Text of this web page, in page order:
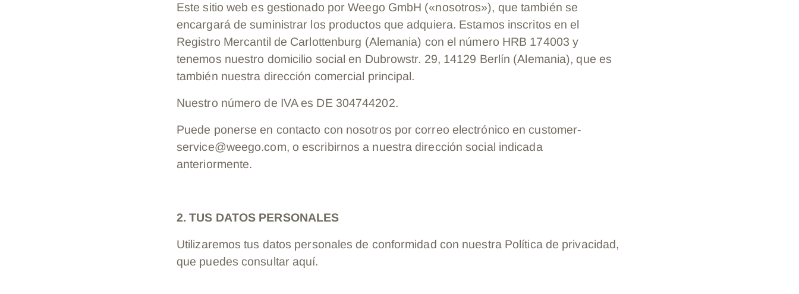
Este sitio web es gestionado por Weego GmbH («nosotros»), que también se
encargará de suministrar los productos que adquiera. Estamos inscritos en el
Registro Mercantil de Carlottenburg (Alemania) con el número HRB 174003 y
tenemos nuestro domicilio social en Dubrowstr. 29, 14129 Berlín (Alemania), que es
también nuestra dirección comercial principal.
Nuestro número de IVA es DE 304744202.
Puede ponerse en contacto con nosotros por correo electrónico en customer-
service@weego.com, o escribirnos a nuestra dirección social indicada
anteriormente.
2. TUS DATOS PERSONALES
Utilizaremos tus datos personales de conformidad con nuestra Política de privacidad,
que puedes consultar aquí.